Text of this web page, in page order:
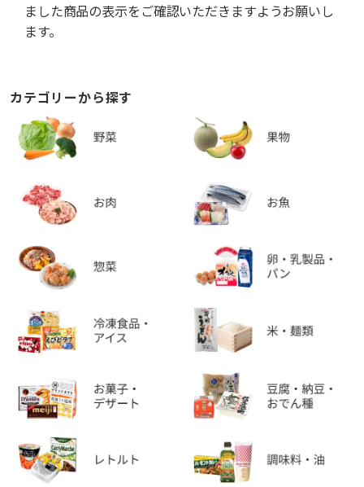
ました商品の表示をご確認いただきますようお願いし
ます。
カテゴリーから探す